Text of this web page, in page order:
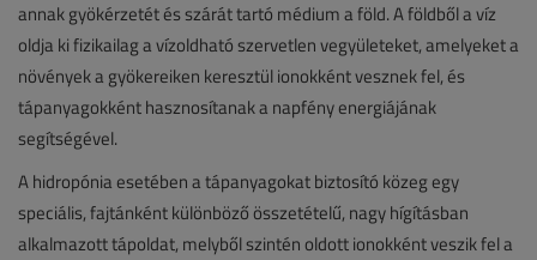
annak gyökérzetét és szárát tartó médium a föld. A földből a víz
oldja ki fizikailag a vízoldható szervetlen vegyületeket, amelyeket a
növények a gyökereiken keresztül ionokként vesznek fel, és
tápanyagokként hasznosítanak a napfény energiájának
segítségével.
A hidropónia esetében a tápanyagokat biztosító közeg egy
speciális, fajtánként különböző összetételű, nagy hígításban
alkalmazott tápoldat, melyből szintén oldott ionokként veszik fel a